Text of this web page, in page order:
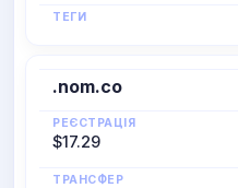
ТЕГИ
.nom.co
РЕЄСТРАЦІЯ
$17.29
ТРАНСФЕР